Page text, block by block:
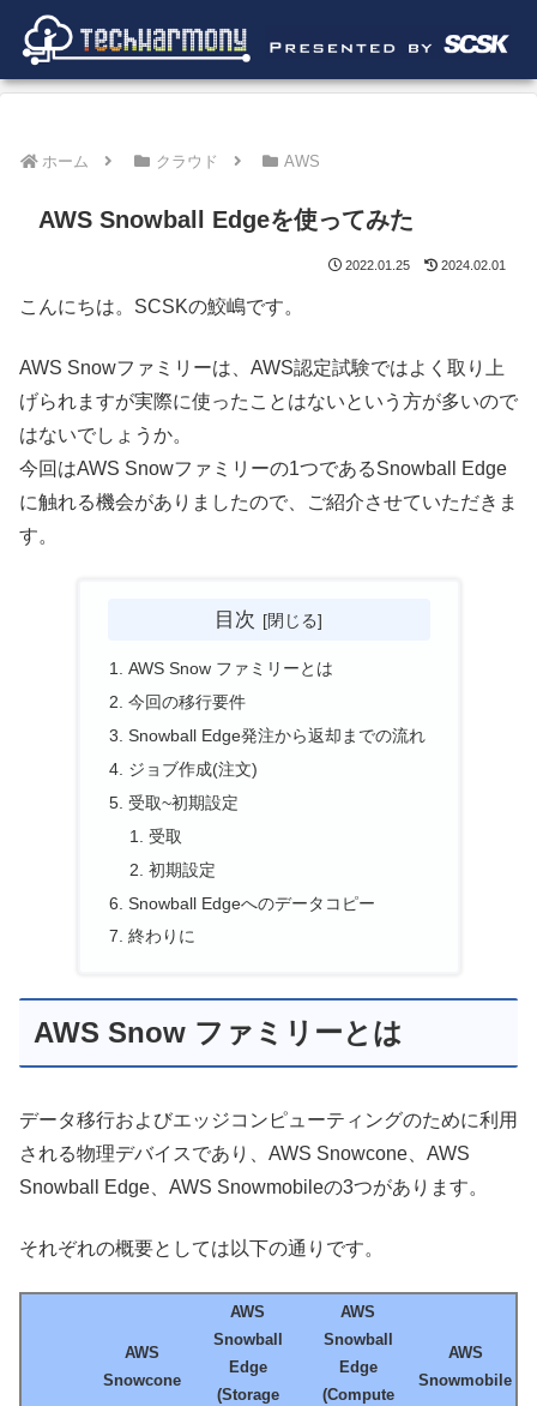
ホーム クラウド AWS
AWS Snowball Edgeを使ってみた
2022.01.25 2024.02.01
こんにちは。SCSKの鮫嶋です。
AWS Snowファミリーは、AWS認定試験ではよく取り上
げられますが実際に使ったことはないという方が多いので
はないでしょうか。
今回はAWS Snowファミリーの1つであるSnowball Edge
に触れる機会がありましたので、ご紹介させていただきま
す。
目次
AWS Snow ファミリーとは
今回の移行要件
Snowball Edge発注から返却までの流れ
ジョブ作成(注文)
受取~初期設定
受取
初期設定
Snowball Edgeへのデータコピー
終わりに
AWS Snow ファミリーとは
データ移行およびエッジコンピューティングのために利用
される物理デバイスであり、AWS Snowcone、AWS
Snowball Edge、AWS Snowmobileの3つがあります。
それぞれの概要としては以下の通りです。
AWS
Snowcone
AWS
Snowball
Edge
(Storage
AWS
Snowball
Edge
(Compute
AWS
Snowmobile